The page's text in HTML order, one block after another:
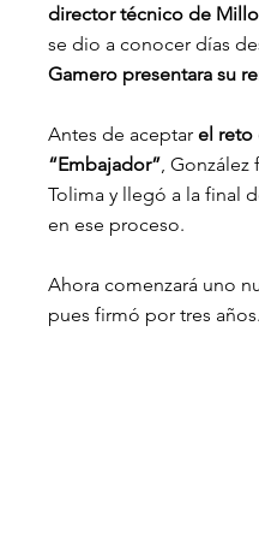
director técnico de
se dio a conocer días
Gamero presentara su
Antes de aceptar el reto
“Embajador” ,
Tolima y llegó a la final
en ese proceso.
Ahora comenzará uno
pues firmó por tres años.